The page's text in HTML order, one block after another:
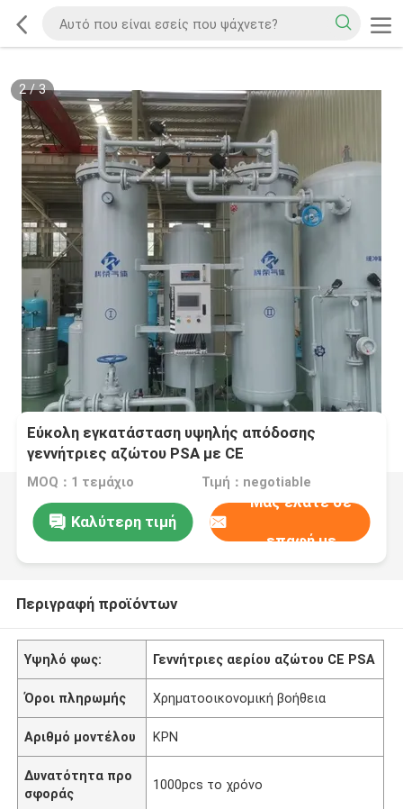
2/3
Εύκολη εγκατάσταση υψηλής απόδοσης
γεννήτριες αζώτου PSA με CE
MOQ：1 τεμάχιο Τιμή：negotiable
Καλύτερη τιμή
Μας ελάτε σε
επαφή με
Περιγραφή προϊόντων
Υψηλό φως: Γεννήτριες αερίου αζώτου CE PSA
Όροι πληρωμής Χρηματοοικονομική βοήθεια
Αριθμό μοντέλου ΚΡΝ
Δυνατότητα προ
σφοράς
1000pcs το χρόνο